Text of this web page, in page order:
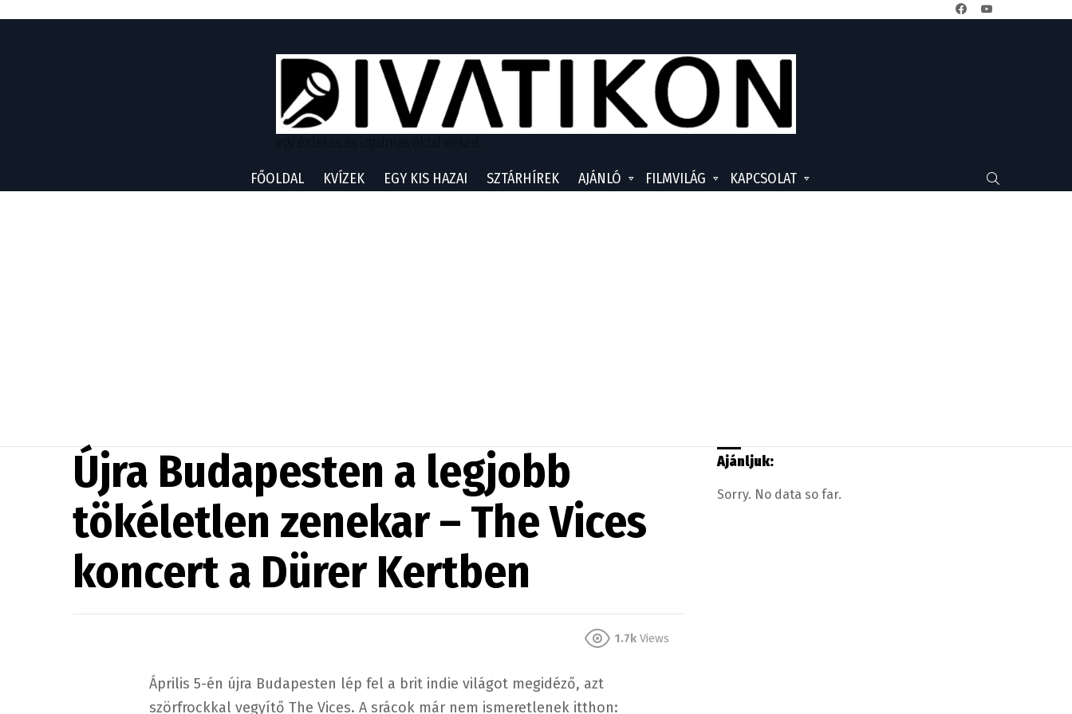
FŐOLDAL KVÍZEK EGY KIS HAZAI SZTÁRHÍREK AJÁNLÓ FILMVILÁG KAPCSOLAT
Újra Budapesten a legjobb
tökéletlen zenekar – The Vices
koncert a Dürer Kertben
1.7k Views
Április 5-én újra Budapesten lép fel a brit indie világot megidéző, azt
szörfrockkal vegyítő The Vices. A srácok már nem ismeretlenek itthon:
Ajánljuk:
Sorry. No data so far.